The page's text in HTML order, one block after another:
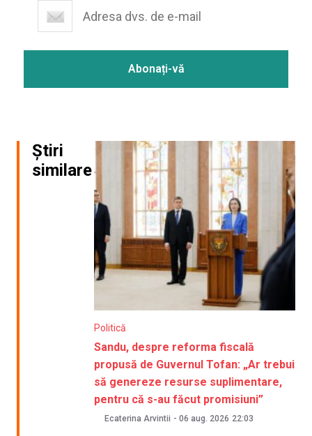
Știri
similare
Politică
Sandu, despre reforma fiscală
propusă de Guvernul Tofan: „Ar trebui
să genereze resurse suplimentare,
pentru că s-au făcut promisiuni”
Ecaterina Arvintii - 06 aug. 2026 22:03